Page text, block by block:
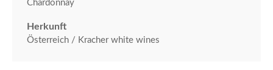
Chardonnay
Herkunft
Österreich / Kracher white wines